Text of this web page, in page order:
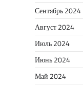
Сентябрь 2024
Август 2024
Июль 2024
Июнь 2024
Май 2024